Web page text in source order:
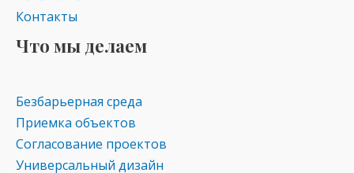
Контакты
Что мы делаем
Безбарьерная среда
Приемка объектов
Согласование проектов
Универсальный дизайн